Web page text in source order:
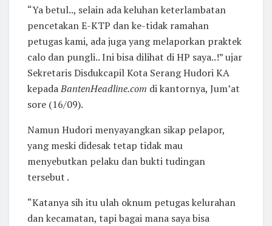
“Ya betul.., selain ada keluhan keterlambatan
pencetakan E-KTP dan ke-tidak ramahan
petugas kami, ada juga yang melaporkan praktek
calo dan pungli.. Ini bisa dilihat di HP saya..!” ujar
Sekretaris Disdukcapil Kota Serang Hudori KA
kepadaBantenHeadline.com di kantornya, Jum’at
sore (16/09).
Namun Hudori menyayangkan sikap pelapor,
yang meski didesak tetap tidak mau
menyebutkan pelaku dan bukti tudingan
tersebut .
“Katanya sih itu ulah oknum petugas kelurahan
dan kecamatan, tapi bagai mana saya bisa